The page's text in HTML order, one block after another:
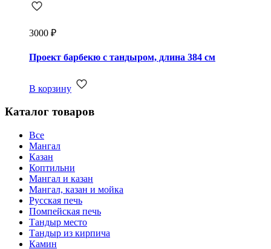
3000 ₽
Проект барбекю с тандыром, длина 384 см
В корзину
Каталог товаров
Все
Мангал
Казан
Коптильни
Мангал и казан
Мангал, казан и мойка
Русская печь
Помпейская печь
Тандыр место
Тандыр из кирпича
Камин